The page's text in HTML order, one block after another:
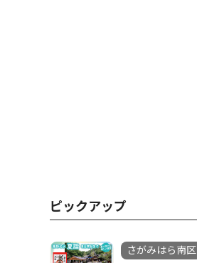
ピックアップ
さがみはら南区